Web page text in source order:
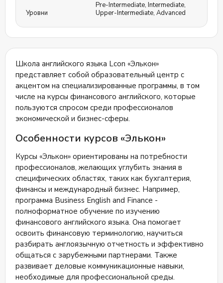
Уровни
Pre-Intermediate, Intermediate,
Upper-Intermediate, Advanced
Школа английского языка Lcon «Элькон»
представляет собой образовательный центр с
акцентом на специализированные программы, в том
числе на курсы финансового английского, которые
пользуются спросом среди профессионалов
экономической и бизнес-сферы.
Особенности курсов «Элькон»
Курсы «Элькон» ориентированы на потребности
профессионалов, желающих углубить знания в
специфических областях, таких как бухгалтерия,
финансы и международный бизнес. Например,
программа Business English and Finance -
полноформатное обучение по изучению
финансового английского языка. Она помогает
освоить финансовую терминологию, научиться
разбирать англоязычную отчетность и эффективно
общаться с зарубежными партнерами. Также
развивает деловые коммуникационные навыки,
необходимые для профессиональной среды.